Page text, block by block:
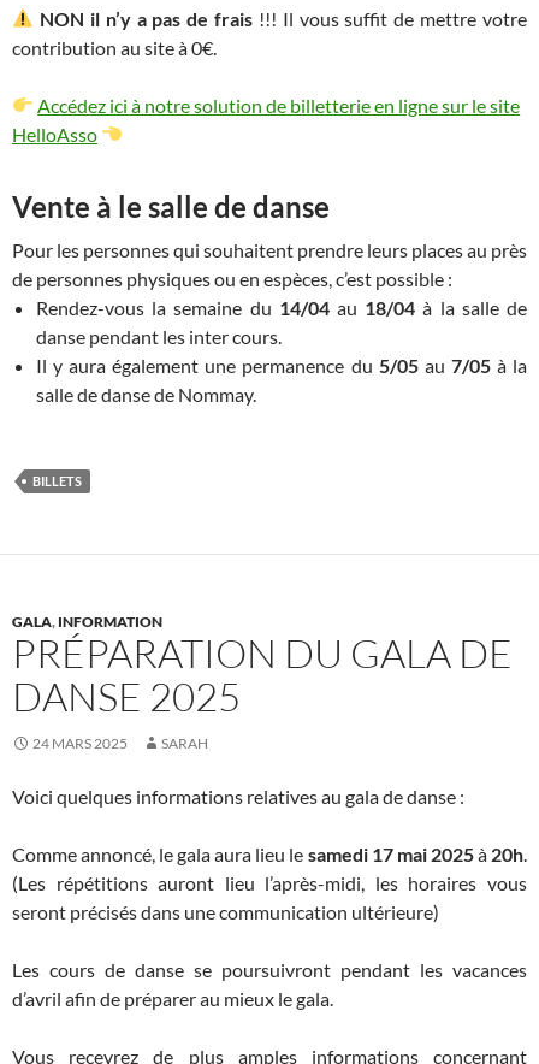
NON il n’y a pas de frais !!! Il vous suffit de mettre votre
contribution au site à 0€.
Accédez ici à notre solution de billetterie en ligne sur le site
HelloAsso
Vente à le salle de danse
Pour les personnes qui souhaitent prendre leurs places au près
de personnes physiques ou en espèces, c’est possible :
Rendez-vous la semaine du 14/04au 18/04 à la salle de
danse pendant les inter cours.
Il y aura également une permanence du 5/05au 7/05à la
salle de danse de Nommay.
BILLETS
GALA, INFORMATION
PRÉPARATION DU GALA DE
DANSE 2025
24 MARS 2025 SARAH
Voici quelques informations relatives au gala de danse :
Comme annoncé, le gala aura lieu le samedi 17 mai 2025à 20h
(Les répétitions auront lieu l’après-midi, les horaires vous
seront précisés dans une communication ultérieure)
Les cours de danse se poursuivront pendant les vacances
d’avril afin de préparer au mieux le gala.
Vous recevrez de plus amples informations concernant